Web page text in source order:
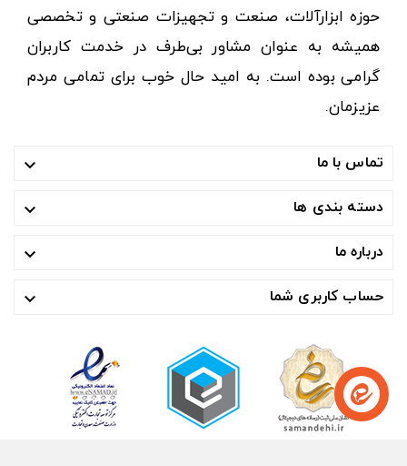
حوزه ابزارآلات، صنعت و تجهیزات صنعتی و تخصصی
همیشه به عنوان مشاور بی‌طرف در خدمت کاربران
گرامی بوده است. به امید حال خوب برای تمامی مردم
عزیزمان.
تماس با ما 
دسته بندی ها 
درباره ما 
حساب کاربری شما 